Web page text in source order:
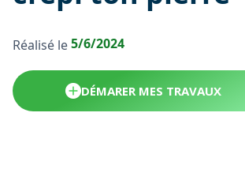
Réalisé le5/6/2024
DÉMARER MES TRAVAUX